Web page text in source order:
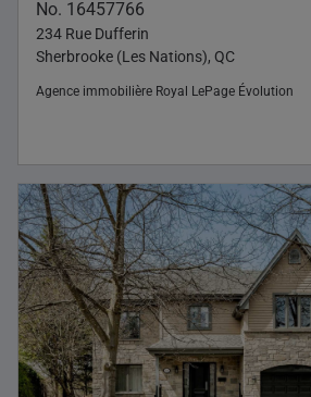
No. 16457766
234 Rue Dufferin
Sherbrooke (Les Nations), QC
Agence immobilière Royal LePage Évolution